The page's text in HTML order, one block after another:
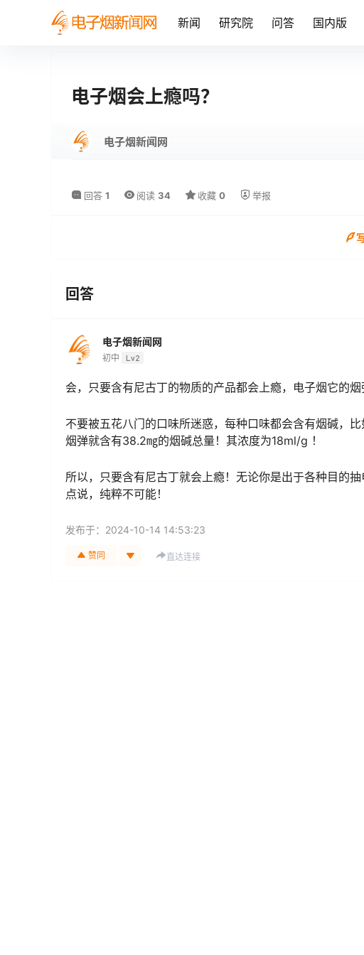
新闻 研究院 问答 国内版
电子烟会上瘾吗？
电子烟新闻网
回答 1 阅读 34 收藏 0 举报
回答
电子烟新闻网
初中 Lv2
会，只要含有尼古丁的物质的产品都会上瘾，电子烟它的烟
不要被五花八门的口味所迷惑，每种口味都会含有烟碱，
烟弹就含有38.2㎎的烟碱总量！其浓度为18ml/g ！
所以，只要含有尼古丁就会上瘾！无论你是出于各种目的
点说，纯粹不可能！
发布于： 2024-10-14 14:53:23
赞同 直达连接